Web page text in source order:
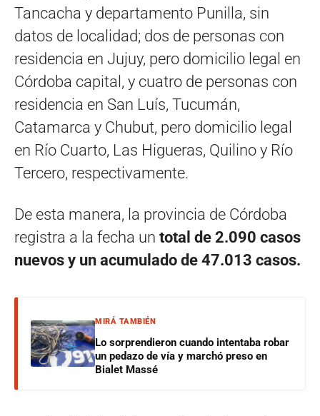
Tancacha y departamento Punilla, sin
datos de localidad; dos de personas con
residencia en Jujuy, pero domicilio legal en
Córdoba capital, y cuatro de personas con
residencia en San Luís, Tucumán,
Catamarca y Chubut, pero domicilio legal
en Río Cuarto, Las Higueras, Quilino y Río
Tercero, respectivamente.
De esta manera, la provincia de Córdoba
registra a la fecha un total de 2.090 casos
nuevos y un acumulado de 47.013 casos.
MIRÁ TAMBIÉN
Lo sorprendieron cuando intentaba robar
un pedazo de vía y marchó preso en
Bialet Massé